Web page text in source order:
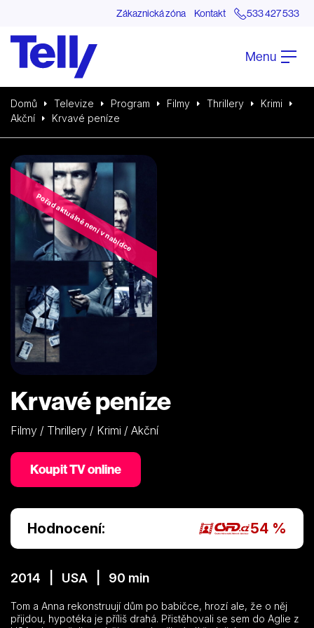
Zákaznická zóna Kontakt 533 427 533
Menu
Domů Televize Program Filmy Thrillery
Krimi
Akční
Krvavé peníze
Pořad aktuálně není v nabídce
Krvavé peníze
Filmy / Thrillery / Krimi / Akční
Koupit TV online
Hodnocení: 54 %
2014 | USA | 90 min
Tom a Anna rekonstruují dům po babičce, hrozí ale, že o něj
přijdou, hypotéka je příliš drahá. Přistěhovali se sem do Aglie z